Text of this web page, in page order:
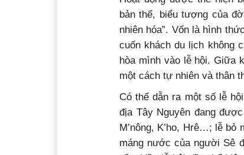
bản thể, biểu tượng của
nhiên hóa”. Vốn là hình
cuốn khách du lịch không
hòa mình vào lễ hội. Giữa
một cách tự nhiên và thân
Có thể dẫn ra một số lễ
địa Tây Nguyên đang
M’nông, K’ho, Hrê…; lễ bỏ
máng nước của người Sê